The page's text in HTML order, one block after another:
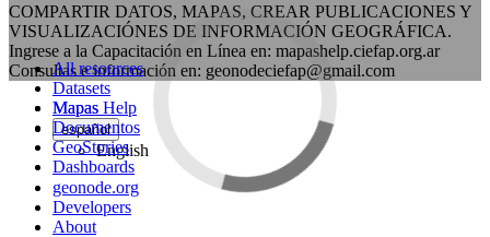
COMPARTIR DATOS, MAPAS, CREAR PUBLICACIONES Y
VISUALIZACIÓNES DE INFORMACIÓN GEOGRÁFICA.
Ingrese a la Capacitación en Línea en: mapashelp.ciefap.org.ar
Consultas e información en: geonodeciefap@gmail.com
All resources
Datasets
Mapas
Documentos
GeoStories
Dashboards
Mapas Help
español
English
geonode.org
Developers
About